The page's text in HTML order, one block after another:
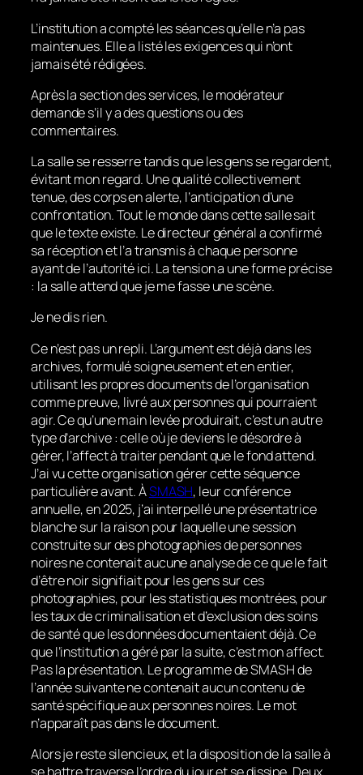
L’institution a compté les séances qu’elle n’a pas
maintenues. Elle a listé les exigences qui n’ont
jamais été rédigées.
Après la section des services, le modérateur
demande s’il y a des questions ou des
commentaires.
La salle se resserre tandis que les gens se regardent,
évitant mon regard. Une qualité collectivement
tenue, des corps en alerte, l’anticipation d’une
confrontation. Tout le monde dans cette salle sait
que le texte existe. Le directeur général a confirmé
sa réception et l’a transmis à chaque personne
ayant de l’autorité ici. La tension a une forme précise
: la salle attend que je me fasse une scène.
Je ne dis rien.
Ce n’est pas un repli. L’argument est déjà dans les
archives, formulé soigneusement et en entier,
utilisant les propres documents de l’organisation
comme preuve, livré aux personnes qui pourraient
agir. Ce qu’une main levée produirait, c’est un autre
type d’archive : celle où je deviens le désordre à
gérer, l’affect à traiter pendant que le fond attend.
J’ai vu cette organisation gérer cette séquence
particulière avant. ÀSMASH, leur conférence
annuelle, en 2025, j’ai interpellé une présentatrice
blanche sur la raison pour laquelle une session
construite sur des photographies de personnes
noires ne contenait aucune analyse de ce que le fait
d’être noir signifiait pour les gens sur ces
photographies, pour les statistiques montrées, pour
les taux de criminalisation et d’exclusion des soins
de santé que les données documentaient déjà. Ce
que l’institution a géré par la suite, c’est mon affect.
Pas la présentation. Le programme de SMASH de
l’année suivante ne contenait aucun contenu de
santé spécifique aux personnes noires. Le mot
n’apparaît pas dans le document.
Alors je reste silencieux, et la disposition de la salle à